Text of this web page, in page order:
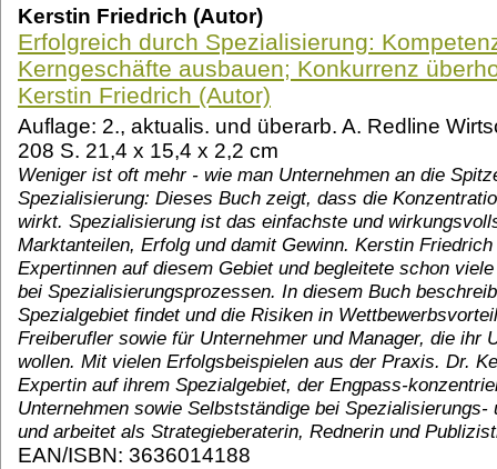
Kerstin Friedrich (Autor)
Erfolgreich durch Spezialisierung:
Kerngeschäfte ausbauen; Konkurrenz
Kerstin Friedrich (Autor)
Auflage: 2., aktualis. und überarb. A. Redline
208 S. 21,4 x 15,4 x 2,2 cm
Weniger ist oft mehr - wie man Unternehmen an die
Spezialisierung: Dieses Buch zeigt, dass die
wirkt. Spezialisierung ist das einfachste und
Marktanteilen, Erfolg und damit Gewinn. Kerstin
Expertinnen auf diesem Gebiet und begleitete schon
bei Spezialisierungsprozessen. In diesem Buch
Spezialgebiet findet und die Risiken in
Freiberufler sowie für Unternehmer und Manager, die ihr
wollen. Mit vielen Erfolgsbeispielen aus der Praxis. Dr.
Expertin auf ihrem Spezialgebiet, der Engpass-
Unternehmen sowie Selbstständige bei
und arbeitet als Strategieberaterin, Rednerin und
EAN/ISBN: 3636014188